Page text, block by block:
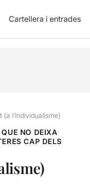
Cartellera i entrades
(a l’individualisme)
NO DEIXA
CAP DELS